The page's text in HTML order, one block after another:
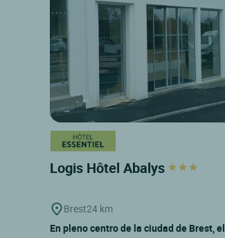
Logis Hôtel Abalys
Brest24 km
En pleno centro de la ciudad de Brest, el